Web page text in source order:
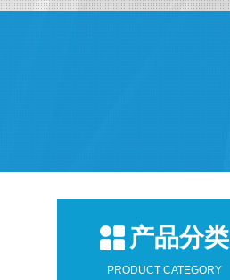
产品分类
PRODUCT CATEGORY